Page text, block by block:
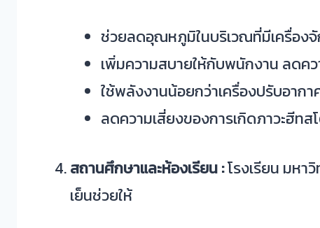
ช่วยลดอุณหภูมิในบริเวณที่มีเครื่องจั
เพิ่มความสบายให้กับพนักงาน ลดค
ใช้พลังงานน้อยกว่าเครื่องปรับอาก
ลดความเสี่ยงของการเกิดภาวะฮีท
สถานศึกษาและห้องเรียน :โรงเรียน มห
เย็นช่วยให้